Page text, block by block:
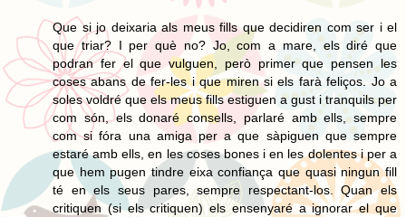
Que si jo deixaria als meus fills que decidiren com ser i el
que triar? I per què no? Jo, com a mare, els diré que
podran fer el que vulguen, però primer que pensen les
coses abans de fer-les i que miren si els farà feliços. Jo a
soles voldré que els meus fills estiguen a gust i tranquils per
com són, els donaré consells, parlaré amb ells, sempre
com si fóra una amiga per a que sàpiguen que sempre
estaré amb ells, en les coses bones i en les dolentes i per a
que hem pugen tindre eixa confiança que quasi ningun fill
té en els seus pares, sempre respectant-los. Quan els
critiquen (si els critiquen) els ensenyaré a ignorar el que